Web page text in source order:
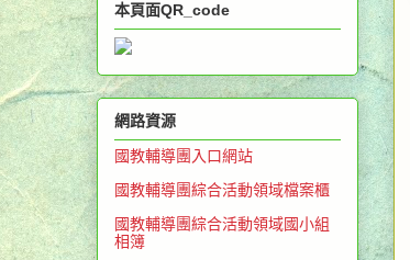
本頁面QR_code
網路資源
國教輔導團入口網站
國教輔導團綜合活動領域檔案櫃
國教輔導團綜合活動領域國小組
相簿